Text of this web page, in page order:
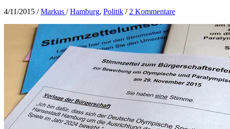
4/11/2015 /Markus /Hamburg, Politik / 2 Kommentare